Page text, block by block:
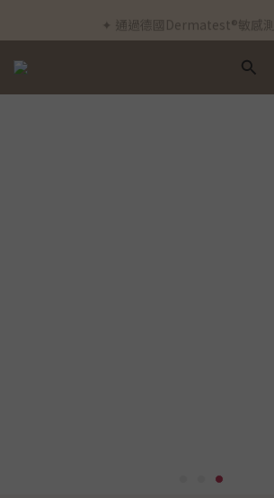
✦ 新客首筆訂單免運費 ✦
✦ 通過德國Dermatest®敏感
✦ 新客首筆訂單免運費 ✦